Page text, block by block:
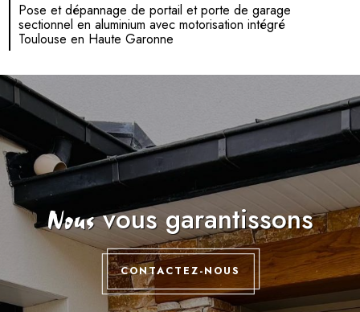
Pose et dépannage de portail et porte de garage
sectionnel en aluminium avec motorisation intégré
Toulouse en Haute Garonne
Nousvous garantissons
CONTACTEZ-NOUS